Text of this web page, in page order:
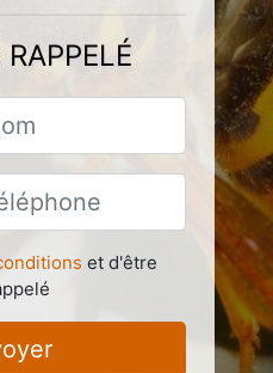
et d'être